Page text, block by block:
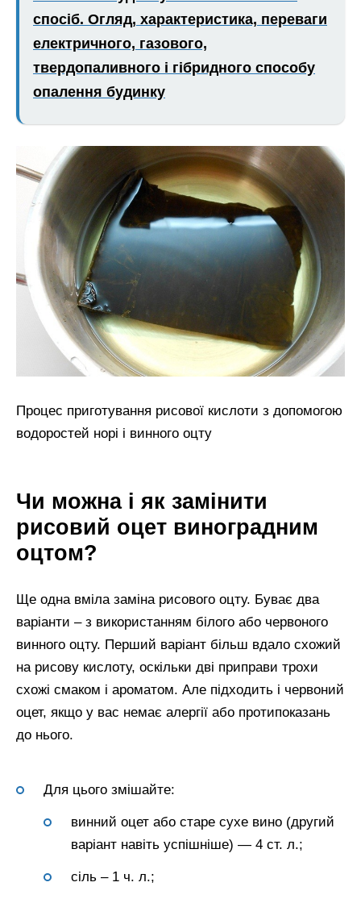
спосіб. Огляд, характеристика, переваги
електричного, газового,
твердопаливного і гібридного способу
опалення будинку
Процес приготування рисової кислоти з допомогою
водоростей норі і винного оцту
Чи можна і як замінити
рисовий оцет виноградним
оцтом?
Ще одна вміла заміна рисового оцту. Буває два
варіанти – з використанням білого або червоного
винного оцту. Перший варіант більш вдало схожий
на рисову кислоту, оскільки дві приправи трохи
схожі смаком і ароматом. Але підходить і червоний
оцет, якщо у вас немає алергії або протипоказань
до нього.
Для цього змішайте:
винний оцет або старе сухе вино (другий
варіант навіть успішніше) — 4 ст. л.;
сіль – 1 ч. л.;